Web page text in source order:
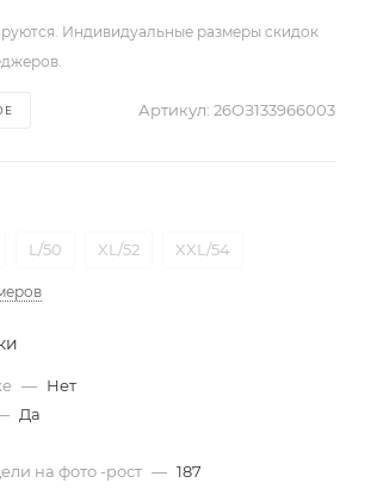
Артикул: 26ОЗ133966003
L/50 XL/52 XXL/54
— Нет
Да
на фото -рост — 187
Индивидуальные размеры скидок